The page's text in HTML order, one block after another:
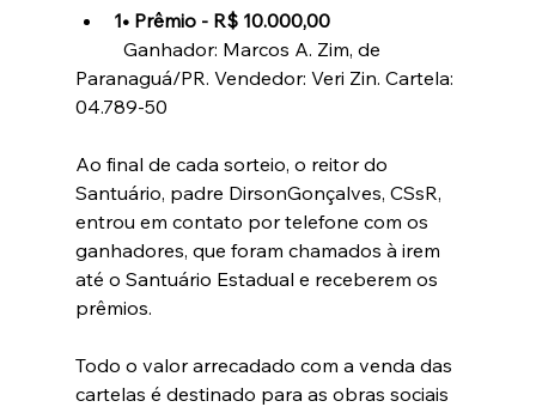
1• Prêmio - R$ 10.000,00
Paranaguá/PR. Vendedor: Veri Zin. Cartela:
04.789-50
Ao final de cada sorteio, o reitor do
Santuário, padre DirsonGonçalves, CSsR,
entrou em contato por telefone com os
ganhadores, que foram chamados à irem
até o Santuário Estadual e receberem os
prêmios.
Todo o valor arrecadado com a venda das
cartelas é destinado para as obras sociais